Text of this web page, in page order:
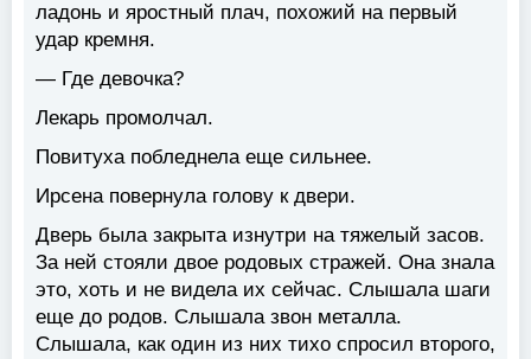
ладонь и яростный плач, похожий на первый
удар кремня.
— Где девочка?
Лекарь промолчал.
Повитуха побледнела еще сильнее.
Ирсена повернула голову к двери.
Дверь была закрыта изнутри на тяжелый засов.
За ней стояли двое родовых стражей. Она знала
это, хоть и не видела их сейчас. Слышала шаги
еще до родов. Слышала звон металла.
Слышала, как один из них тихо спросил второго,